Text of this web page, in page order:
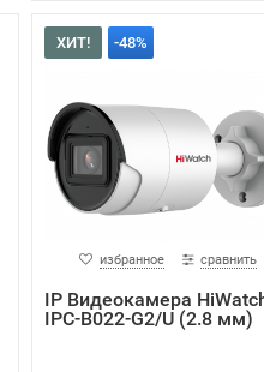
ХИТ! -48%
избранное сравнить
IP Видеокамера
IPC-B022-G2/U (2.8 мм)